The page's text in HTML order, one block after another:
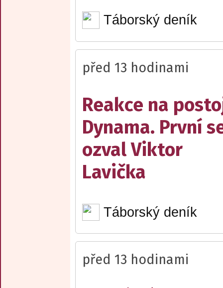
Táborský deník
před 13 hodinami
Reakce na
Dynama. První
ozval Viktor
Lavička
Táborský deník
před 13 hodinami